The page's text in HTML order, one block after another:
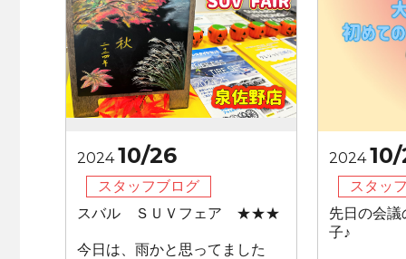
202410/26
スタッフブログ
スバル ＳＵＶフェア ★★★
今日は、雨かと思ってました
2024
スタッ
先日の会
子♪